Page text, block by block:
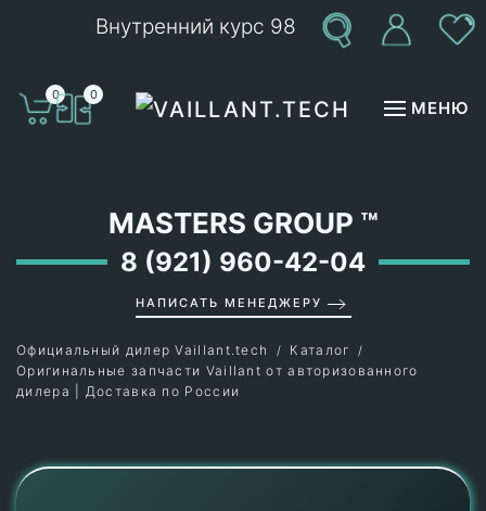
Внутренний курс 98
0 0
МЕНЮ
MASTERS GROUP ™
8 (921) 960-42-04
НАПИСАТЬ МЕНЕДЖЕРУ
Официальный дилер Vaillant.tech
Каталог
Оригинальные запчасти Vaillant от авторизованного
дилера | Доставка по России